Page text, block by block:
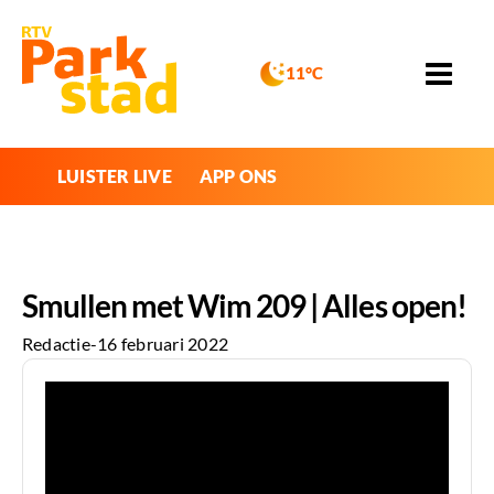
11°C
LUISTER LIVE APP ONS
Smullen met Wim 209 | Alles open!
Redactie-16 februari 2022